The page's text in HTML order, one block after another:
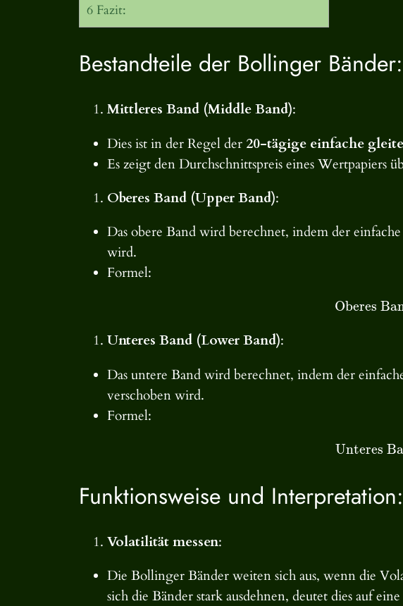
6 Fazit:
Bestandteile der Bollinger Bänder:
Mittleres Band (Middle Band):
Dies ist in der Regel der 20-tägige einfache
Es zeigt den Durchschnittspreis eines Wertpapiers
Oberes Band (Upper Band):
Das obere Band wird berechnet, indem der
wird.
Formel:
Oberes
Unteres Band (Lower Band):
Das untere Band wird berechnet, indem der
verschoben wird.
Formel:
Unteres
Funktionsweise und Interpretation:
Volatilität messen:
Die Bollinger Bänder weiten sich aus, wenn die
sich die Bänder stark ausdehnen, deutet dies auf